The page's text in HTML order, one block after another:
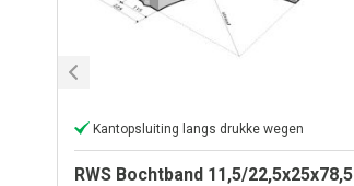
Kantopsluiting langs drukke wegen
RWS Bochtband 11,5/22,5x25x78,5